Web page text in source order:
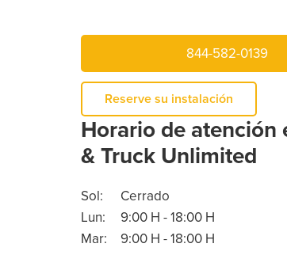
844-582-0139
Reserve su instalación
Horario de atención
& Truck Unlimited
Sol:
Cerrado
Lun:
9:00 H - 18:00 H
Mar:
9:00 H - 18:00 H